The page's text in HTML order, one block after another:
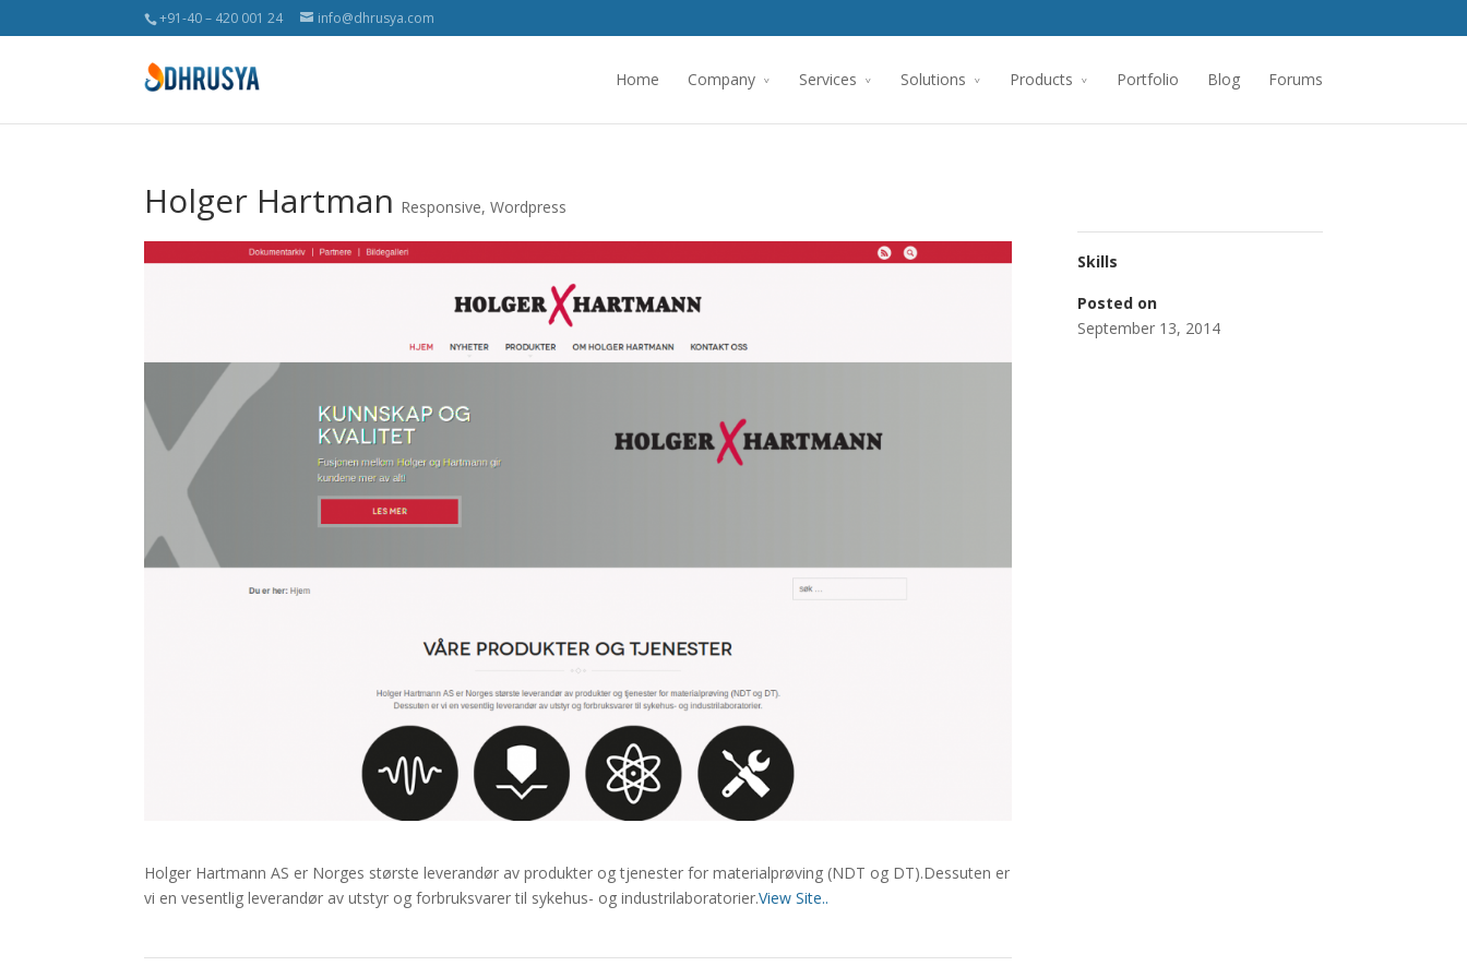
+91-40 – 420 001 24 info@dhrusya.com
Home Company Services Solutions Products Portfolio Blog Forums
Holger Hartman Responsive, Wordpress
Holger Hartmann AS er Norges største leverandør av produkter og tjenester for materialprøving (NDT og DT).Dessuten er
vi en vesentlig leverandør av utstyr og forbruksvarer til sykehus- og industrilaboratorier.View Site..
Skills
Posted on
September 13, 2014